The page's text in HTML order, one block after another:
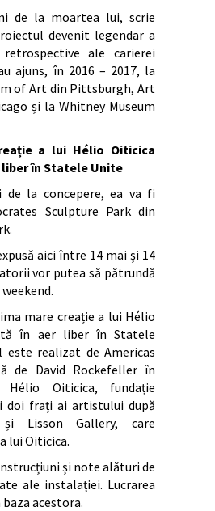
de la moartea lui, scrie
devenit legendar a
ale carierei
ajuns, în 2016 – 2017, la
of Art din Pittsburgh, Art
și la Whitney Museum
a lui Hélio Oiticica
în Statele Unite
de la concepere, ea va fi
Sculpture Park din
aici între 14 mai și 14
vor putea să pătrundă
mare creație a lui Hélio
în aer liber în Statele
este realizat de Americas
de David Rockefeller în
Hélio Oiticica, fundație
doi frați ai artistului după
Lisson Gallery, care
lui Oiticica.
și note alături de
ale instalației. Lucrarea
acestora.